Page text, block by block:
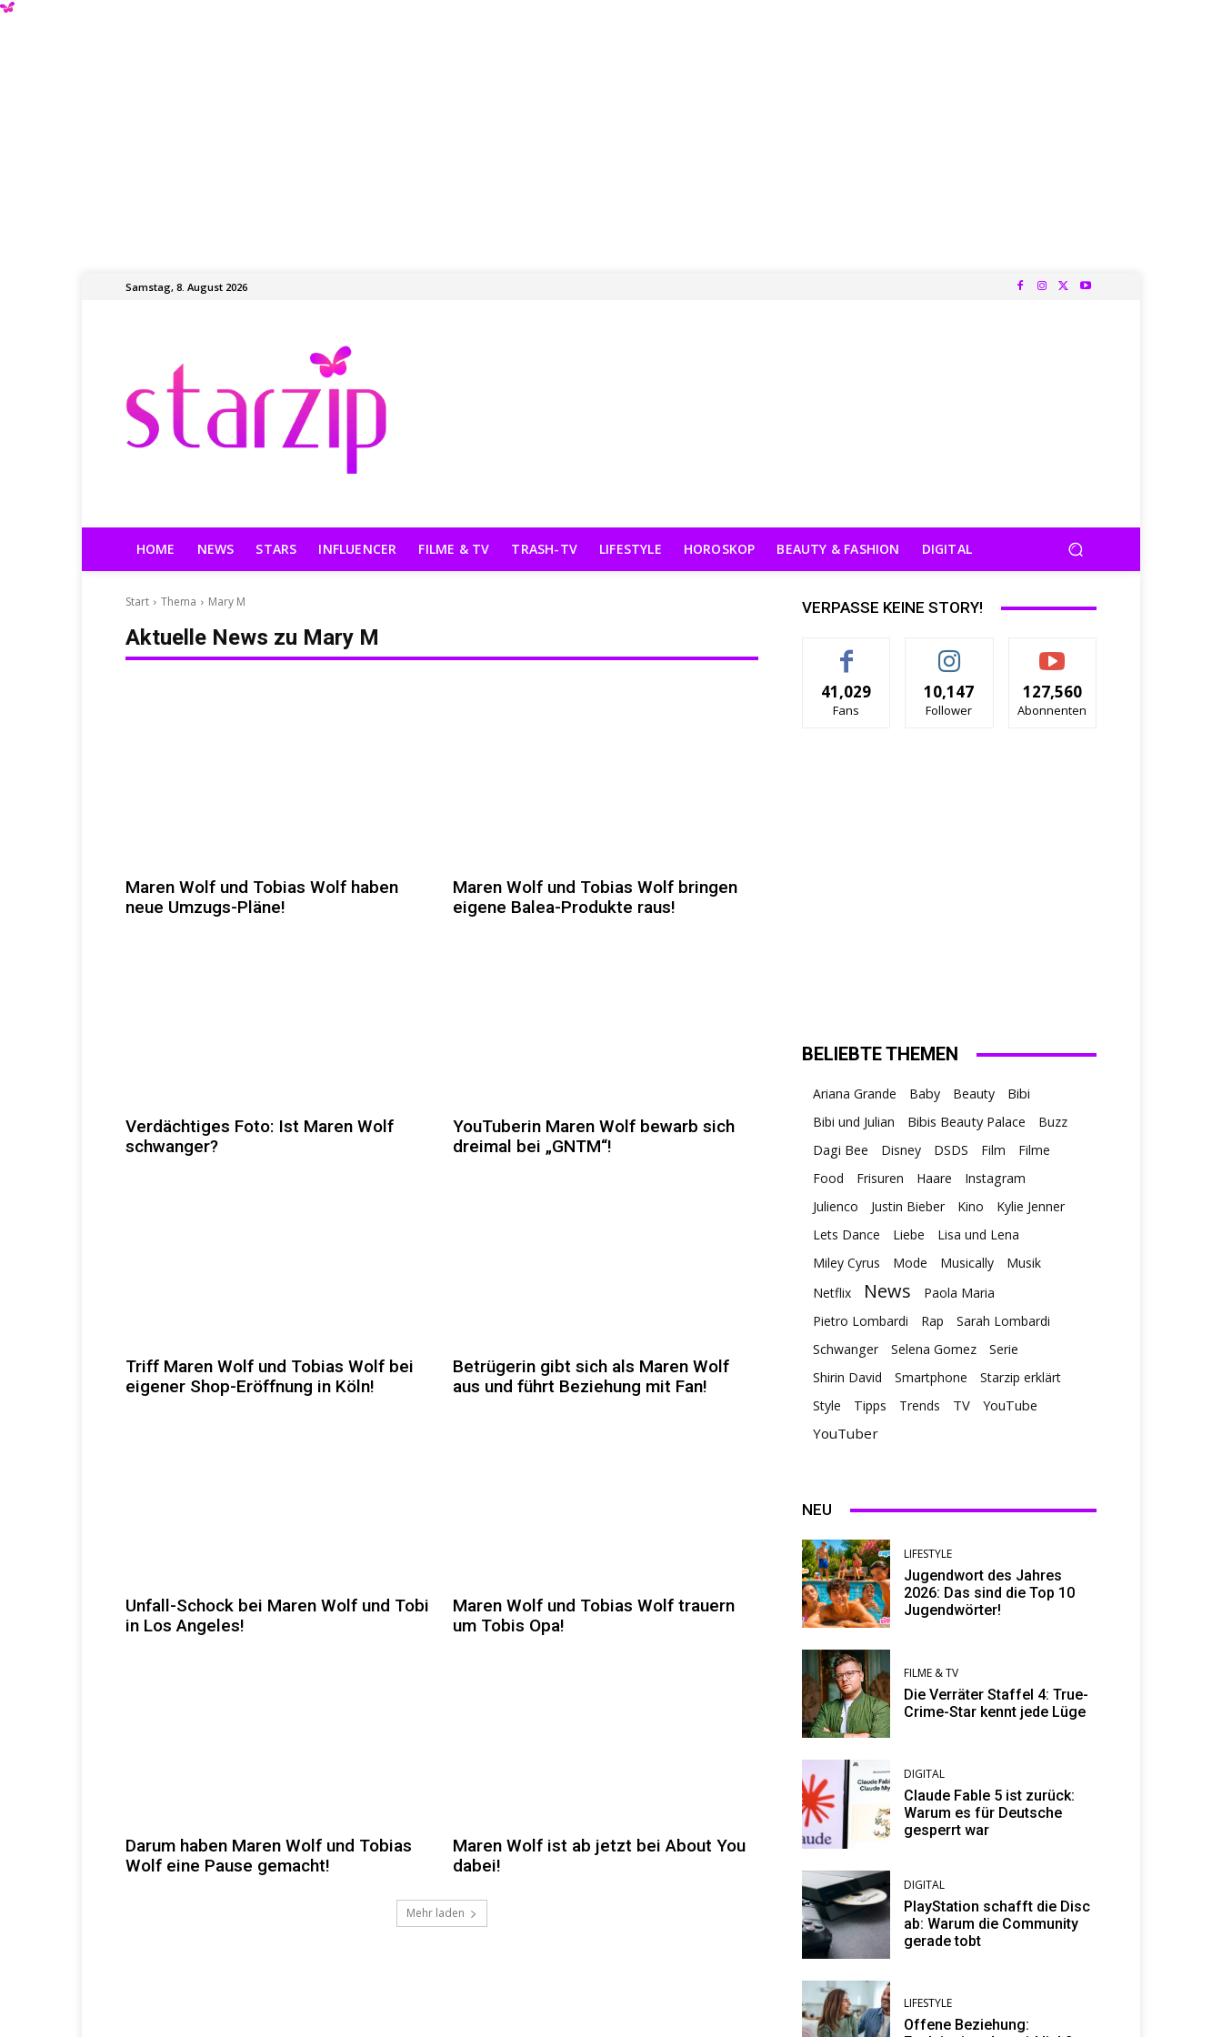
Samstag, 8. August 2026
HOME NEWS STARS INFLUENCER FILME & TV TRASH-TV LIFESTYLE HOROSKOP BEAUTY & FASHION DIGITAL
Start Thema Mary M
Aktuelle News zu Mary M
Maren Wolf und Tobias Wolf haben
neue Umzugs-Pläne!
Maren Wolf und Tobias Wolf bringen
eigene Balea-Produkte raus!
Verdächtiges Foto: Ist Maren Wolf
schwanger?
YouTuberin Maren Wolf bewarb sich
dreimal bei „GNTM“!
Triff Maren Wolf und Tobias Wolf bei
eigener Shop-Eröffnung in Köln!
Betrügerin gibt sich als Maren Wolf
aus und führt Beziehung mit Fan!
Unfall-Schock bei Maren Wolf und Tobi
in Los Angeles!
Maren Wolf und Tobias Wolf trauern
um Tobis Opa!
Darum haben Maren Wolf und Tobias
Wolf eine Pause gemacht!
Maren Wolf ist ab jetzt bei About You
dabei!
Mehr laden
VERPASSE KEINE STORY!
41,029
Fans
10,147
Follower
127,560
Abonnenten
BELIEBTE THEMEN
Ariana Grande Baby Beauty
Bibi
Bibi und Julian
Bibis Beauty Palace
Buzz
Dagi Bee
Disney DSDS Film
Filme
Food
Frisuren Haare
Instagram
Julienco
Justin Bieber Kino
Kylie Jenner
Lets Dance
Liebe
Lisa und Lena
Miley Cyrus
Mode Musically
Musik
Netflix
News
Paola Maria
Pietro Lombardi
Rap
Sarah Lombardi
Schwanger
Selena Gomez
Serie
Shirin David
Smartphone
Starzip erklärt
Style
Tipps Trends TV YouTube
YouTuber
NEU
LIFESTYLE
Jugendwort des Jahres
2026: Das sind die Top 10
Jugendwörter!
FILME & TV
Die Verräter Staffel 4: True-
Crime-Star kennt jede Lüge
DIGITAL
Claude Fable 5 ist zurück:
Warum es für Deutsche
gesperrt war
DIGITAL
PlayStation schafft die Disc
ab: Warum die Community
gerade tobt
LIFESTYLE
Offene Beziehung: